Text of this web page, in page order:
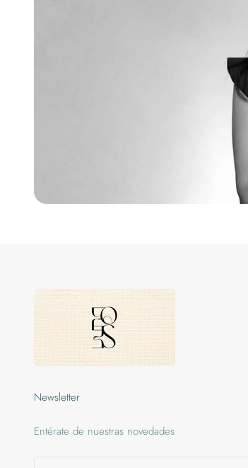
Newsletter
Entérate de nuestras novedades